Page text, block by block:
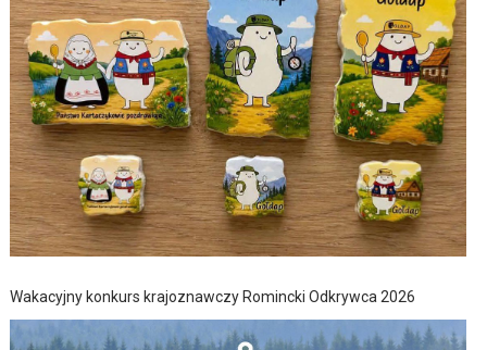
Wakacyjny konkurs krajoznawczy Romincki Odkrywca 2026